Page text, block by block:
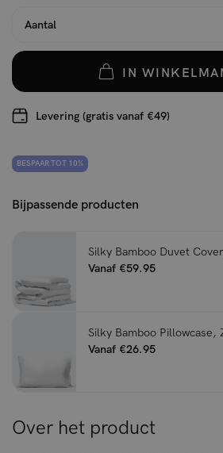
Aantal
IN
Levering (gratis vanaf €49)
BESPAAR TOT 10%
Bijpassende producten
Silky Bamboo Duvet
Vanaf €59.95
Silky Bamboo Pillowcase,
Vanaf €26.95
Over het product